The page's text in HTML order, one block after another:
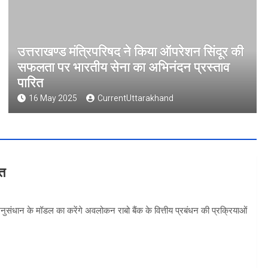
उत्तराखण्ड मंत्रिपरिषद ने किया ऑपरेशन सिंदूर की
सफलता पर भारतीय सेना का अभिनंदन प्रस्ताव
पारित
16 May 2025 CurrentUttarakhand
के मॉडल का करेंगे अवलोकन राबो बैंक के वित्तीय प्रबंधन की प्रक्रियाओं